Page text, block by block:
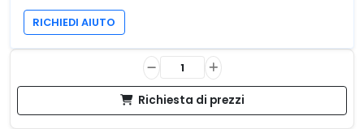
RICHIEDI AIUTO
Richiesta di prezzi